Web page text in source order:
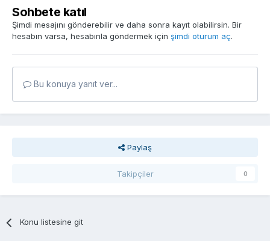
Sohbete katıl
Şimdi mesajını gönderebilir ve daha sonra kayıt olabilirsin. Bir
hesabın varsa, hesabınla göndermek için şimdi oturum aç.
Bu konuya yanıt ver...
Paylaş
Takipçiler 0
Konu listesine git